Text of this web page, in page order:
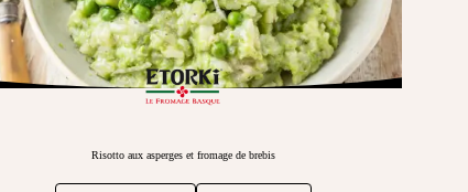
Risotto aux asperges et fromage de brebis